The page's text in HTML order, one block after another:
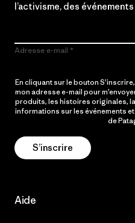
l’activisme, des
Adresse e-mail
En cliquant sur le bouton
mon adresse e-mail pour
produits, les histoires originales,
informations sur les événements
de
S’inscrire
Aide